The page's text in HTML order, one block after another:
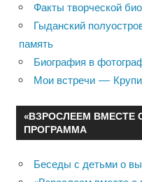
Факты творческой
Гыданский
память
Биография в
Мои встречи —
«ВЗРОСЛЕЕМ ВМЕСТЕ
ПРОГРАММА
Беседы с детьми о